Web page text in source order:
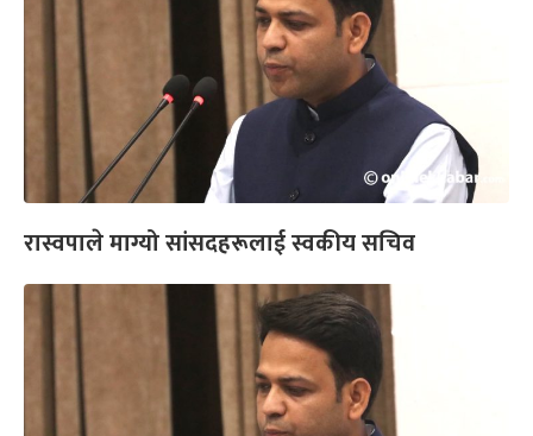
रास्वपाले माग्यो सांसदहरूलाई स्वकीय सचिव